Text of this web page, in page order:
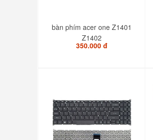
bàn phím acer one Z1401
Z1402
350.000 đ